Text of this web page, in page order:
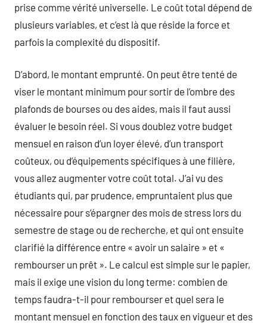
prise comme vérité universelle. Le coût total dépend de
plusieurs variables, et c’est là que réside la force et
parfois la complexité du dispositif.
D’abord, le montant emprunté. On peut être tenté de
viser le montant minimum pour sortir de l’ombre des
plafonds de bourses ou des aides, mais il faut aussi
évaluer le besoin réel. Si vous doublez votre budget
mensuel en raison d’un loyer élevé, d’un transport
coûteux, ou d’équipements spécifiques à une filière,
vous allez augmenter votre coût total. J’ai vu des
étudiants qui, par prudence, empruntaient plus que
nécessaire pour s’épargner des mois de stress lors du
semestre de stage ou de recherche, et qui ont ensuite
clarifié la différence entre « avoir un salaire » et «
rembourser un prêt ». Le calcul est simple sur le papier,
mais il exige une vision du long terme: combien de
temps faudra-t-il pour rembourser et quel sera le
montant mensuel en fonction des taux en vigueur et des